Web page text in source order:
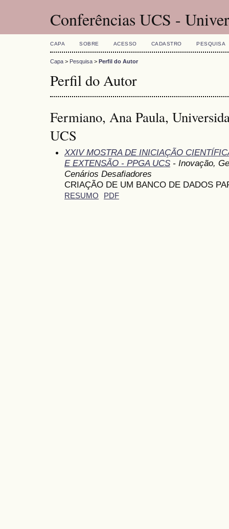
Conferências UCS -
CAPA SOBRE ACESSO CADASTRO PESQUISA
Capa > Pesquisa > Perfil do Autor
Perfil do Autor
Fermiano, Ana Paula,
UCS
XXIV MOSTRA DE INICIAÇÃO
E EXTENSÃO - PPGA UCS - Inovação,
Cenários Desafiadores
CRIAÇÃO DE UM BANCO DE DADOS
RESUMO PDF